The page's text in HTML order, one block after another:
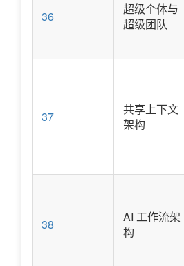
36
超级个体与
超级团队
37
共享上下文
架构
38
AI 工作流架
构